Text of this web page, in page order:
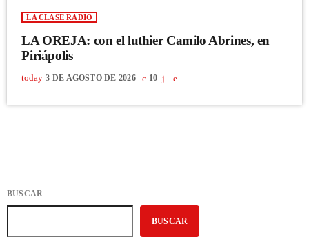
LA CLASE RADIO
LA OREJA: con el luthier Camilo Abrines, en
Piriápolis
today 3 DE AGOSTO DE 2026 10
BUSCAR
BUSCAR